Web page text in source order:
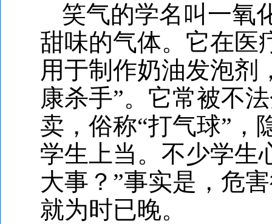
笑气的学名叫一氧
甜味的气体。它在医
用于制作奶油发泡剂
康杀手”。它常被不
卖，俗称“打气球”，
学生上当。不少学生
大事？”事实是，危
就为时已晚。